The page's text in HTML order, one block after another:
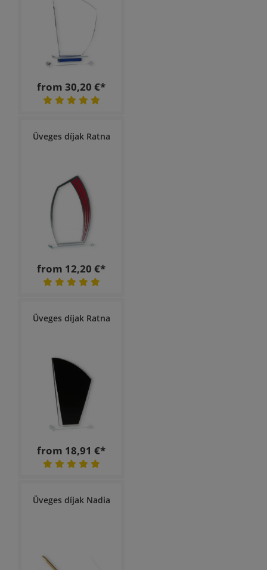
from 30,20 €*
Üveges díjak Ratna
from 12,20 €*
Üveges díjak Ratna
from 18,91 €*
Üveges díjak Nadia